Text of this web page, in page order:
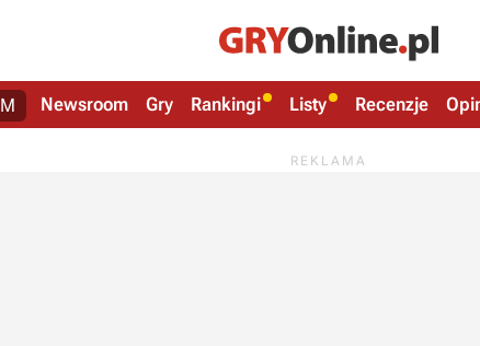
Newsroom Gry Rankingi Listy Recenzje